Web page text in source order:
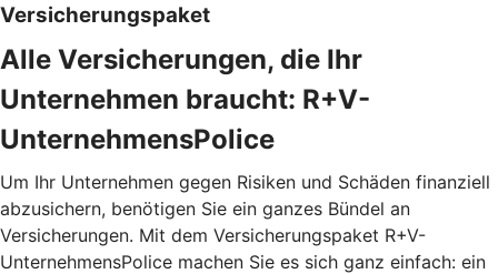
Versicherungspaket
Alle Versicherungen, die Ihr
Unternehmen braucht: R+V-
UnternehmensPolice
Um Ihr Unternehmen gegen Risiken und Schäden finanziell
abzusichern, benötigen Sie ein ganzes Bündel an
Versicherungen. Mit dem Versicherungspaket R+V-
UnternehmensPolice machen Sie es sich ganz einfach: ein